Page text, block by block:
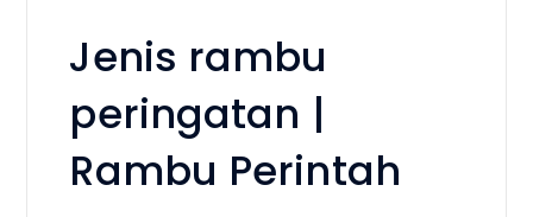
Jenis rambu
peringatan |
Rambu Perintah